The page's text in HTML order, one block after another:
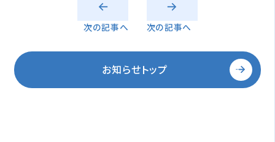
次の記事へ 次の記事へ
お知らせトップ